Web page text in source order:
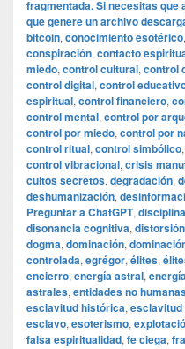
fragmentada. Si necesitas que
que genere un archivo
bitcoin, conocimiento esotérico,
conspiración, contacto
miedo, control cultural, control
control digital, control
espiritual, control financiero,
control mental, control por
control por miedo, control por
control ritual, control simbólico,
control vibracional, crisis
cultos secretos, degradación,
deshumanización,
Preguntar a ChatGPT, disciplina
disonancia cognitiva,
dogma, dominación,
controlada, egrégor, élites,
encierro, energía astral,
astrales, entidades no
esclavitud histórica, esclavitud
esclavo, esoterismo,
falsa espiritualidad, fe ciega,